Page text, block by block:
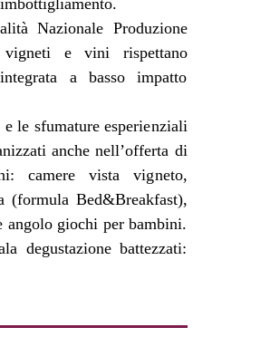
Nazionale Produzione
vigneti e vini rispettano
a basso impatto
e le sfumature esperienziali
anche nell’offerta di
camere vista vigneto,
(formula Bed&Breakfast),
angolo giochi per bambini.
degustazione battezzati: